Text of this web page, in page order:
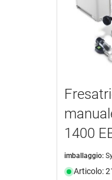
1400
imballaggio:
Articolo: